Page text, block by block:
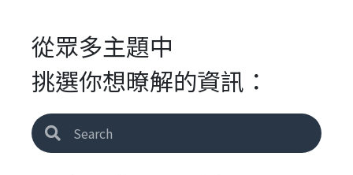
從眾多主題中
挑選你想暸解的資訊：